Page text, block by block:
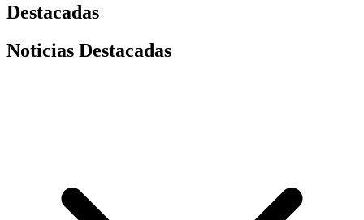
Destacadas
Noticias Destacadas